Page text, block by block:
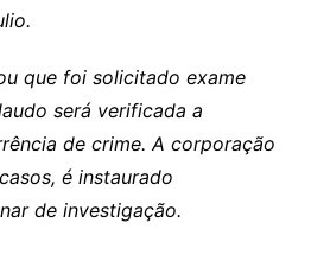
que foi solicitado exame
será verificada a
de crime. A corporação
é instaurado
de investigação.